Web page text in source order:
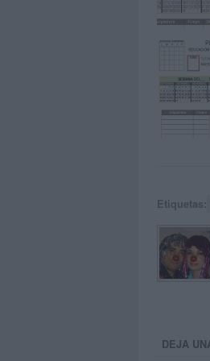
Etiquetas:
DEJA